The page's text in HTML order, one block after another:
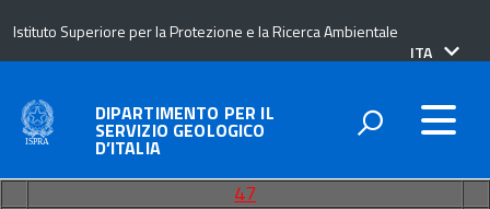
Istituto Superiore per la Protezione e la Ricerca Ambientale
lingua
ITA
DIPARTIMENTO PER IL
SERVIZIO GEOLOGICO
D’ITALIA
47